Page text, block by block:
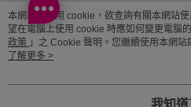
每筆HK$20.00，滿HK$100.00或以
澳門地區配送 - 確認發貨後1-4個工
熱門標籤
熱銷排行
本網站中使用 cookie，欲查詢有關本網站
望在電腦上使用 cookie 時應如何變更電腦
政策 」之 Cookie 聲明。您繼續使用本網
條款之 Cookie 聲明使用 cookie。
了解更多 >
我知道